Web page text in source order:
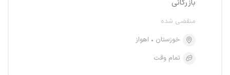
بازرگانی
منقضی شده
خوزستان
اهواز
تمام وقت